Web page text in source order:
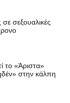
σεξουαλικές
το «Άριστα»
στην κάλπη